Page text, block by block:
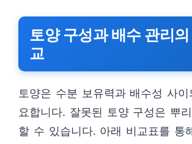
토양 구성과 배수 관리
교
토양은 수분 보유력과 배수성 사
요합니다. 잘못된 토양 구성은 뿌
할 수 있습니다. 아래 비교표를 통